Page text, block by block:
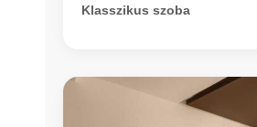
Klasszikus szoba